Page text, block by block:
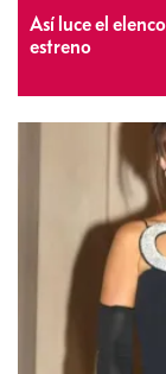
Así luce el
estreno